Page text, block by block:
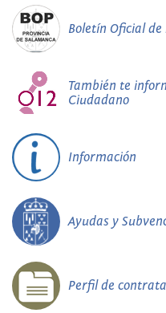
Boletín Oficial
También te
Ciudadano
Información
Ayudas y
Perfil de